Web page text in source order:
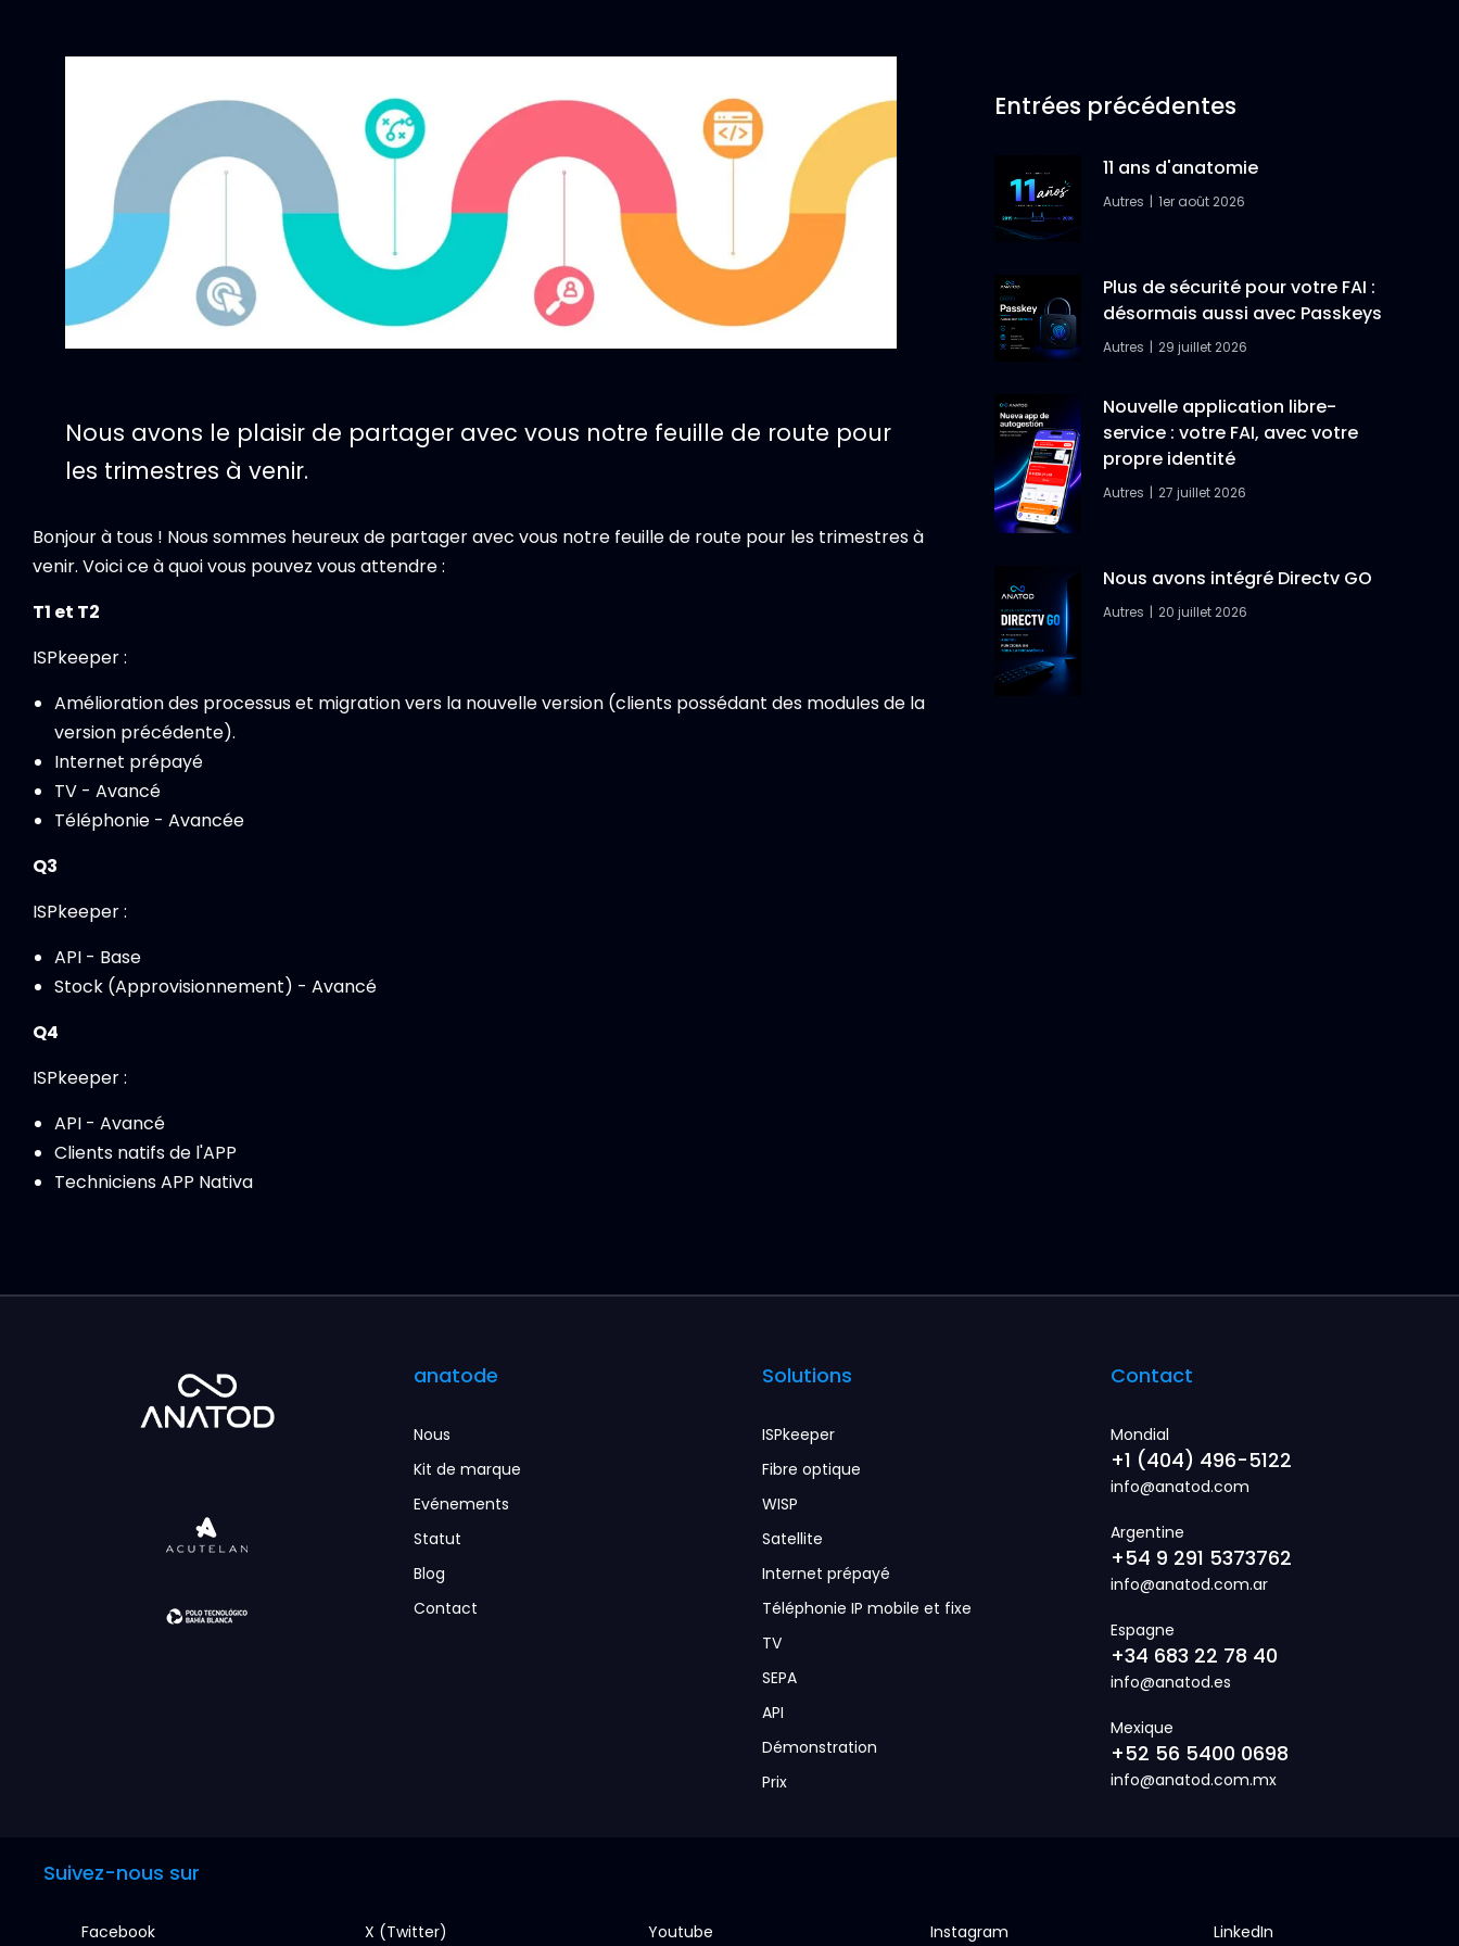
Nous avons le plaisir de partager avec vous notre feuille de route pour
les trimestres à venir.
Bonjour à tous ! Nous sommes heureux de partager avec vous notre feuille de route pour les trimestres à
venir. Voici ce à quoi vous pouvez vous attendre :
T1 et T2
ISPkeeper :
Amélioration des processus et migration vers la nouvelle version (clients possédant des modules de la
version précédente).
Internet prépayé
TV - Avancé
Téléphonie - Avancée
Q3
ISPkeeper :
API - Base
Stock (Approvisionnement) - Avancé
Q4
ISPkeeper :
API - Avancé
Clients natifs de l'APP
Techniciens APP Nativa
Entrées précédentes
11 ans d'anatomie
Autres 1er août 2026
Plus de sécurité pour votre FAI :
désormais aussi avec Passkeys
Autres 29 juillet 2026
Nouvelle application libre-
service : votre FAI, avec votre
propre identité
Autres 27 juillet 2026
Nous avons intégré Directv GO
Autres 20 juillet 2026
anatode
Nous
Kit de marque
Evénements
Statut
Blog
Contact
Solutions
ISPkeeper
Fibre optique
WISP
Satellite
Internet prépayé
Téléphonie IP mobile et fixe
TV
SEPA
API
Démonstration
Prix
Contact
Mondial
+1 (404) 496-5122
info@anatod.com
Argentine
+54 9 291 5373762
info@anatod.com.ar
Espagne
+34 683 22 78 40
info@anatod.es
Mexique
+52 56 5400 0698
info@anatod.com.mx
Suivez-nous sur
Facebook X (Twitter) Youtube Instagram LinkedIn